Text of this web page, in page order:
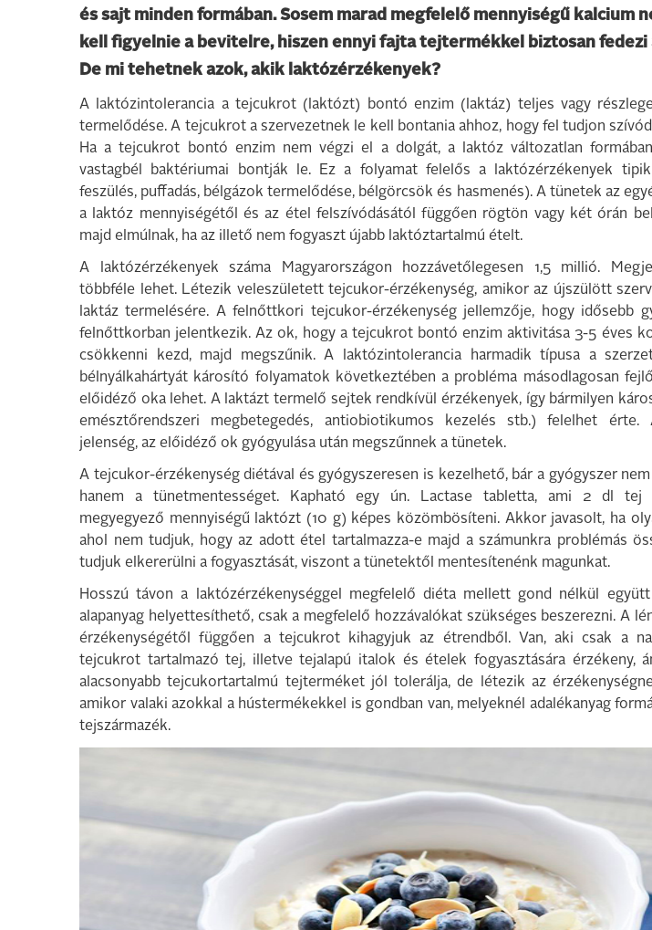
és sajt minden formában. Sosem marad megfelelő mennyiségű kalcium
kell figyelnie a bevitelre, hiszen ennyi fajta tejtermékkel biztosan
De mi tehetnek azok, akik laktózérzékenyek?
A laktózintolerancia a tejcukrot (laktózt) bontó enzim (laktáz) teljes vagy
termelődése. A tejcukrot a szervezetnek le kell bontania ahhoz, hogy fel tudjon
Ha a tejcukrot bontó enzim nem végzi el a dolgát, a laktóz változatlan
vastagbél baktériumai bontják le. Ez a folyamat felelős a laktózérzékenyek
feszülés, puffadás, bélgázok termelődése, bélgörcsök és hasmenés). A tünetek az
a laktóz mennyiségétől és az étel felszívódásától függően rögtön vagy két órán
majd elmúlnak, ha az illető nem fogyaszt újabb laktóztartalmú ételt.
A laktózérzékenyek száma Magyarországon hozzávetőlegesen 1,5 millió.
többféle lehet. Létezik veleszületett tejcukor-érzékenység, amikor az újszülött
laktáz termelésére. A felnőttkori tejcukor-érzékenység jellemzője, hogy idősebb
felnőttkorban jelentkezik. Az ok, hogy a tejcukrot bontó enzim aktivitása 3-5 éves
csökkenni kezd, majd megszűnik. A laktózintolerancia harmadik típusa a
bélnyálkahártyát károsító folyamatok következtében a probléma másodlagosan
előidéző oka lehet. A laktázt termelő sejtek rendkívül érzékenyek, így bármilyen
emésztőrendszeri megbetegedés, antiobiotikumos kezelés stb.) felelhet érte.
jelenség, az előidéző ok gyógyulása után megszűnnek a tünetek.
A tejcukor-érzékenység diétával és gyógyszeresen is kezelhető, bár a gyógyszer
hanem a tünetmentességet. Kapható egy ún. Lactase tabletta, ami 2 dl tej
megyegyező mennyiségű laktózt (10 g) képes közömbösíteni. Akkor javasolt, ha
ahol nem tudjuk, hogy az adott étel tartalmazza-e majd a számunkra problémás
tudjuk elkererülni a fogyasztását, viszont a tünetektől mentesítenénk magunkat.
Hosszú távon a laktózérzékenységgel megfelelő diéta mellett gond nélkül
alapanyag helyettesíthető, csak a megfelelő hozzávalókat szükséges beszerezni. A
érzékenységétől függően a tejcukrot kihagyjuk az étrendből. Van, aki csak a
tejcukrot tartalmazó tej, illetve tejalapú italok és ételek fogyasztására érzékeny,
alacsonyabb tejcukortartalmú tejterméket jól tolerálja, de létezik az
amikor valaki azokkal a hústermékekkel is gondban van, melyeknél adalékanyag
tejszármazék.